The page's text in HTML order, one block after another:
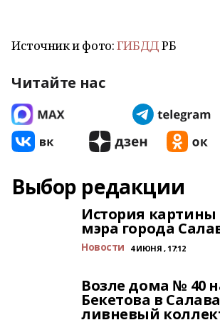
Источник и фото:ГИБДДРБ
Читайте нас
Выбор редакции
История картины
мэра города
Новости 4 ИЮНЯ , 17:12
Возле дома № 40
Бекетова в
ливневый